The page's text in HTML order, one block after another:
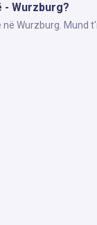
Wurzburg?
Wurzburg. Mund